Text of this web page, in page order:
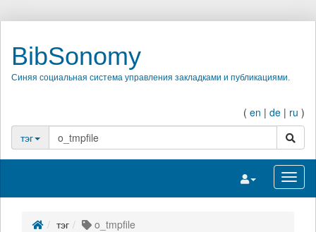
BibSonomy
Синяя социальная система управления закладками и публикациями.
( en | de | ru )
тэг
поиск
Переключить
тэг o_tmpfile